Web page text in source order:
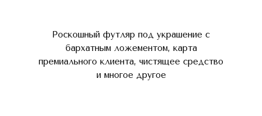
Роскошный футляр под украшение с
бархатным ложементом, карта
премиального клиента, чистящее средство
и многое другое